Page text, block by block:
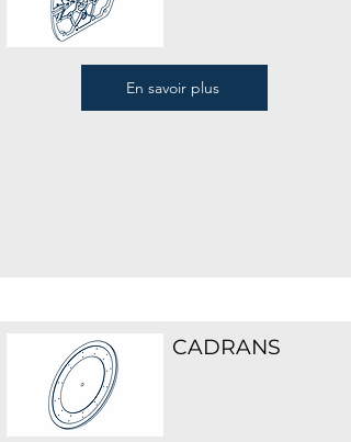
En savoir plus
CADRANS